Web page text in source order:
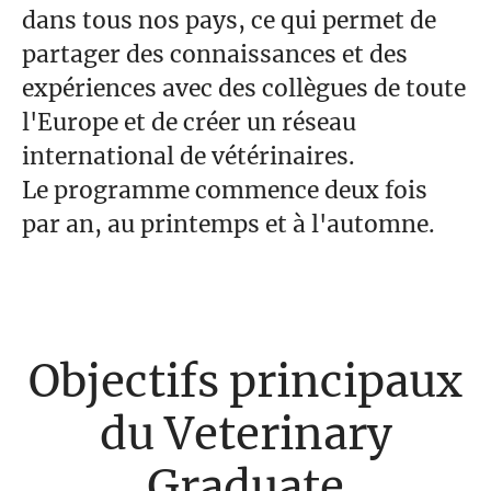
dans tous nos pays, ce qui permet de
partager des connaissances et des
expériences avec des collègues de toute
l'Europe et de créer un réseau
international de vétérinaires.
Le programme commence deux fois
par an, au printemps et à l'automne.
Objectifs principaux
du Veterinary